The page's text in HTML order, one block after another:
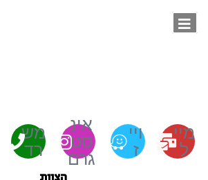
מש
רד
אינ
סט
גרם
ויי
ז
מיי
ל